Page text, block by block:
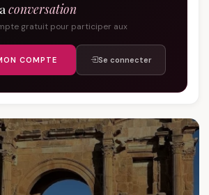
conversation
gratuit pour participer aux
COMPTE Se connecter